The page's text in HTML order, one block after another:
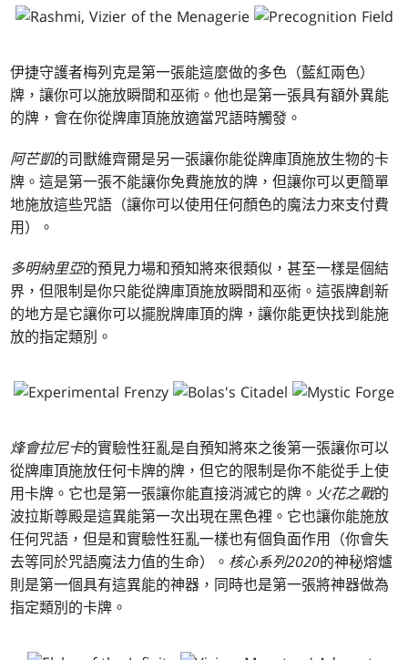
伊捷守護者梅列克是第一張能這麼做的多色（藍紅兩色）
牌，讓你可以施放瞬間和巫術。他也是第一張具有額外異能
的牌，會在你從牌庫頂施放適當咒語時觸發。
阿芒凱的司獸維齊爾是另一張讓你能從牌庫頂施放生物的卡
牌。這是第一張不能讓你免費施放的牌，但讓你可以更簡單
地施放這些咒語（讓你可以使用任何顏色的魔法力來支付費
用）。
多明納里亞的預見力場和預知將來很類似，甚至一樣是個結
界，但限制是你只能從牌庫頂施放瞬間和巫術。這張牌創新
的地方是它讓你可以擺脫牌庫頂的牌，讓你能更快找到能施
放的指定類別。
烽會拉尼卡的實驗性狂亂是自預知將來之後第一張讓你可以
從牌庫頂施放任何卡牌的牌，但它的限制是你不能從手上使
用卡牌。它也是第一張讓你能直接消滅它的牌。 火花之戰的
波拉斯尊殿是這異能第一次出現在黑色裡。它也讓你能施放
任何咒語，但是和實驗性狂亂一樣也有個負面作用（你會失
去等同於咒語魔法力值的生命）。 核心系列2020的神秘熔爐
則是第一個具有這異能的神器，同時也是第一張將神器做為
指定類別的卡牌。